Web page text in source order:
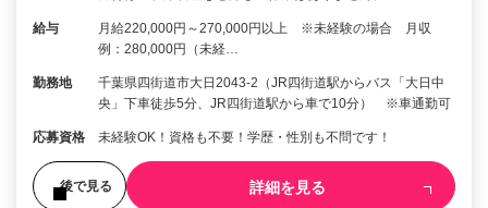
給与
月給220,000円～270,000円以上 ※未経験の場合 月収
例：280,000円（未経…
勤務地
千葉県四街道市大日2043-2（JR四街道駅からバス「大日中
央」下車徒歩5分、JR四街道駅から車で10分） ※車通勤可
応募資格 未経験OK！資格も不要！学歴・性別も不問です！
後で見る 詳細を見る